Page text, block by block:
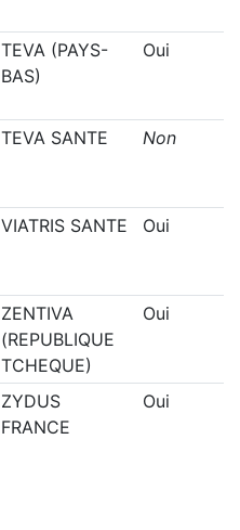
TEVA (PAYS-
BAS)
Oui
TEVA SANTE Non
VIATRIS SANTE Oui
ZENTIVA
(REPUBLIQUE
TCHEQUE)
Oui
ZYDUS
FRANCE
Oui